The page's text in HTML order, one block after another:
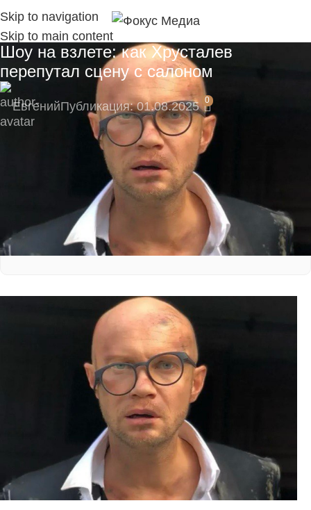
Skip to navigation
Skip to main content
Шоу на взлете: как Хрусталев
перепутал сцену с салоном
ЕвгенийПубликация: 01.08.2025 0
🚀 Станьте частью нашего канала с самого
Подпишитесь на наш Telegram-канал, там
моментальные уведомления:
https://t.me/fokmedia